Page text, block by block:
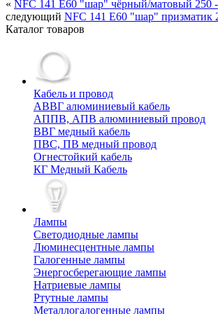
« NFC 141 E60 "шар" чёрный/матовый 250
следующий NFC 141 E60 "шар" призматик
Каталог товаров
Кабель и провод
АВВГ алюминиевый кабель
АППВ, АПВ алюминиевый провод
ВВГ медный кабель
ПВС, ПВ медный провод
Огнестойкий кабель
КГ Медный Кабель
Лампы
Cветодиодные лампы
Люминесцентные лампы
Галогенные лампы
Энергосберегающие лампы
Натриевые лампы
Ртутные лампы
Металлогалогенные лампы